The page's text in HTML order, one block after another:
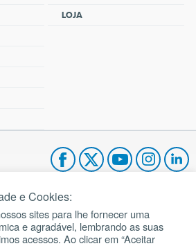
LOJA
João Paulo II
de Oração
e Cookies:
sites para lhe fornecer uma
e agradável, lembrando as suas
acessos. Ao clicar em “Aceitar